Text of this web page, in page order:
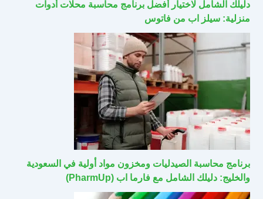
دليلك الشامل لاختيار أفضل برنامج محاسبة محلات أدوات
منزلية: سيلز اب من فاتوس
برنامج محاسبة الصيدليات ومخزون مواد أولية في السعودية
والخليج: دليلك الشامل مع فارما اب (PharmUp)